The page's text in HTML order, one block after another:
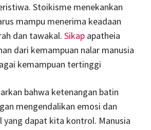
Stoikisme menekankan
mampu menerima keadaan
dan tawakal. Sikap apatheia
dari kemampuan nalar manusia
kemampuan tertinggi
bahwa ketenangan batin
mengendalikan emosi dan
yang dapat kita kontrol. Manusia